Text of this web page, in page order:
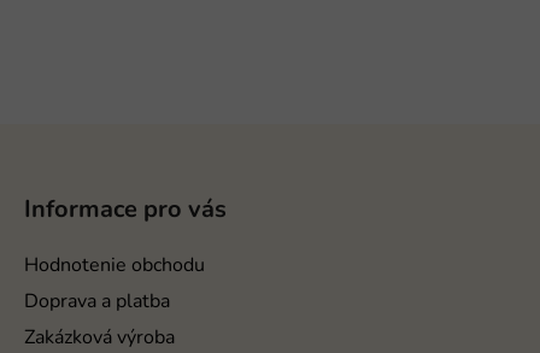
Informace pro vás
Hodnotenie obchodu
Doprava a platba
Zakázková výroba